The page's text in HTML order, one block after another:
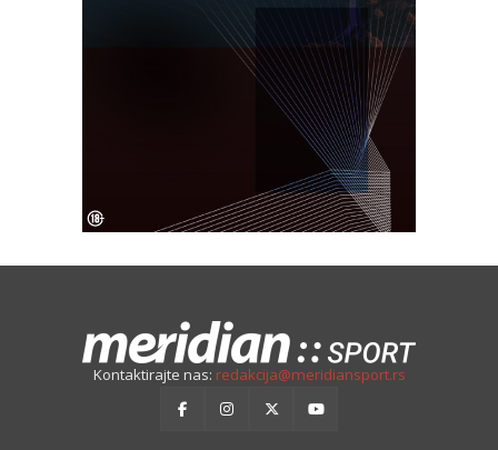
Kontaktirajte nas: redakcija@meridiansport.rs